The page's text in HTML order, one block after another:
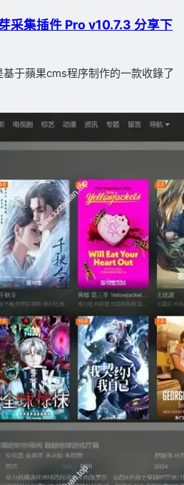
采集插件 Pro v10.7.3 分享下
于蘋果cms程序制作的一款收錄了